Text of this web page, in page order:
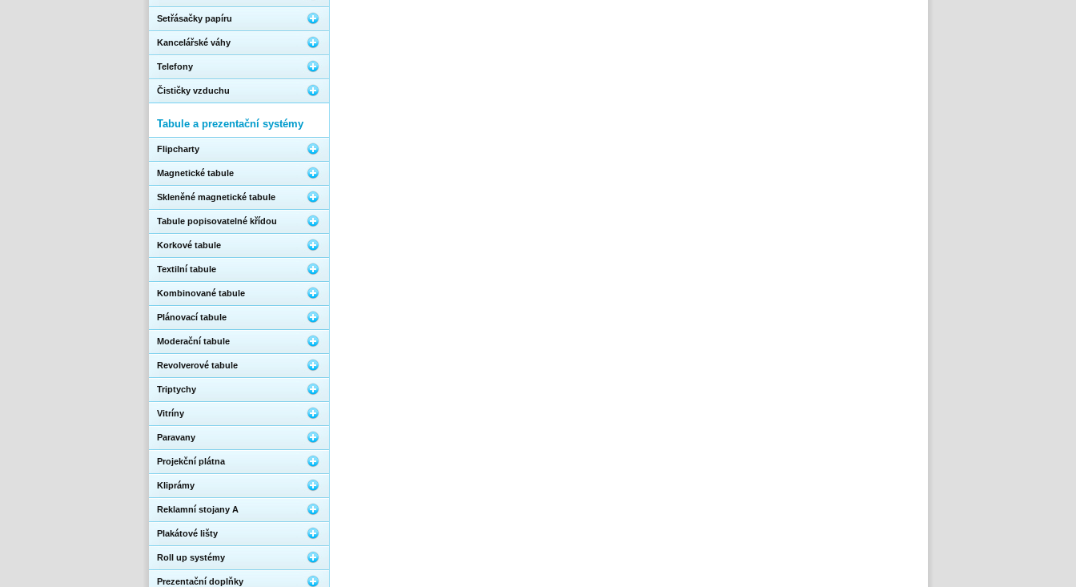
Setřásačky papíru
Kancelářské váhy
Telefony
Čističky vzduchu
Tabule a prezentační systémy
Flipcharty
Magnetické tabule
Skleněné magnetické tabule
Tabule popisovatelné křídou
Korkové tabule
Textilní tabule
Kombinované tabule
Plánovací tabule
Moderační tabule
Revolverové tabule
Triptychy
Vitríny
Paravany
Projekční plátna
Kliprámy
Reklamní stojany A
Plakátové lišty
Roll up systémy
Prezentační doplňky